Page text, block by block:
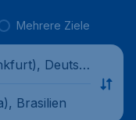
Mehrere Ziele
Deutsc
Brasilien